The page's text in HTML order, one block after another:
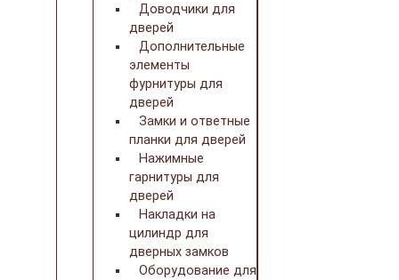
Доводчики для
дверей
Дополнительные
элементы
фурнитуры для
дверей
Замки и ответные
планки для дверей
Нажимные
гарнитуры для
дверей
Накладки на
цилиндр для
дверных замков
Оборудование для